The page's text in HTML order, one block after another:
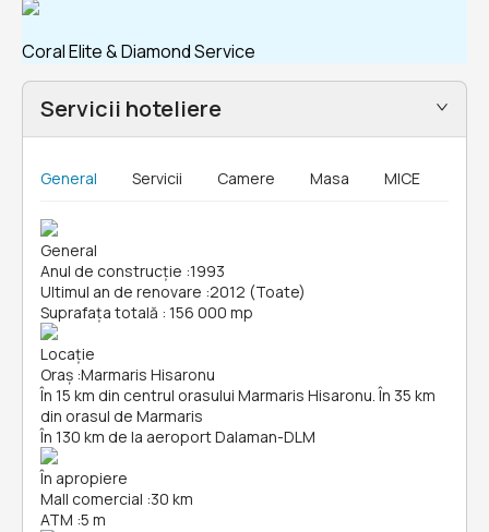
Coral Elite & Diamond Service
Servicii hoteliere
General Servicii Camere Masa MICE
General
Anul de construcție :1993
Ultimul an de renovare :2012 (Toate)
Suprafața totală : 156 000 mp
Locație
Oraș :Marmaris Hisaronu
În 15 km din centrul orasului Marmaris Hisaronu. În 35 km
din orasul de Marmaris
În 130 km de la aeroport Dalaman-DLM
În apropiere
Mall comercial :30 km
ATM :5 m